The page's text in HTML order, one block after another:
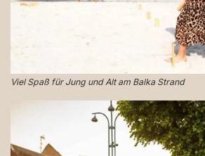
Viel Spaß für Jung und Alt am Balka Strand